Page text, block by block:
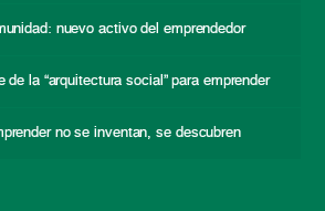
nuevo activo del emprendedor
de la “arquitectura social” para emprender
no se inventan, se descubren